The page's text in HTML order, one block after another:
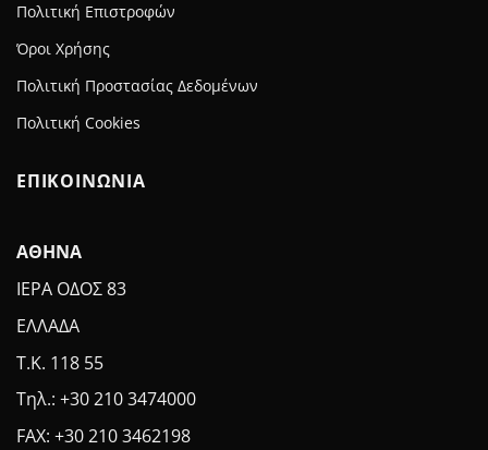
Πολιτική Επιστροφών
Όροι Χρήσης
Πολιτική Προστασίας Δεδομένων
Πολιτική Cookies
ΕΠΙΚΟΙΝΩΝΙΑ
ΑΘΗΝΑ
ΙΕΡΑ ΟΔΟΣ 83
ΕΛΛΑΔΑ
Τ.Κ. 118 55
Τηλ.: +30 210 3474000
FAX: +30 210 3462198